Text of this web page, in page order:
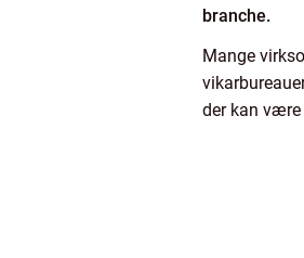
branche.
Mange
der kan være